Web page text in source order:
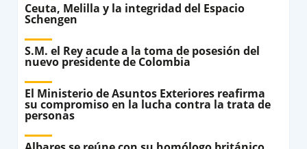
Ceuta, Melilla y la integridad del Espacio
Schengen
S.M. el Rey acude a la toma de posesión del
nuevo presidente de Colombia
El Ministerio de Asuntos Exteriores reafirma
su compromiso en la lucha contra la trata de
personas